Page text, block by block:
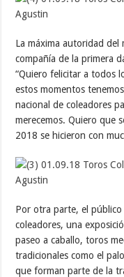
La máxima autoridad del
compañía de la primera
“Quiero felicitar a todos
estos momentos
nacional de coleadores
merecemos. Quiero que
2018 se hicieron con
Por otra parte, el
coleadores, una
paseo a caballo, toros
tradicionales como el
que forman parte de la